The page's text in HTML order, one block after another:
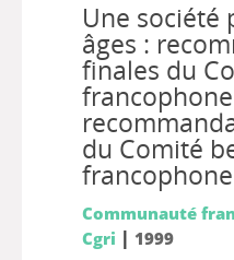
Une société
âges :
finales du
du Comité
francophone
Communauté
Cgri | 1999